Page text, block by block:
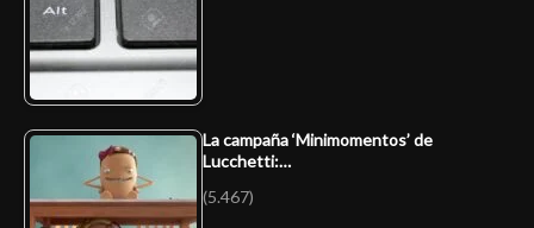
La campaña ‘Minimomentos’ de
Lucchetti:…
(5.467)